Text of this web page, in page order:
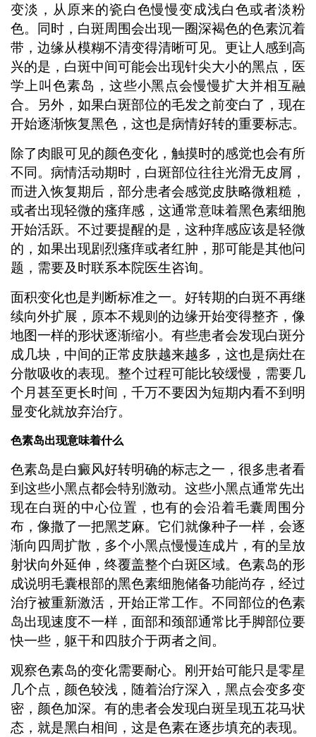
变淡，从原来的瓷白色慢慢变成浅白色或者淡粉
色。同时，白斑周围会出现一圈深褐色的色素沉着
带，边缘从模糊不清变得清晰可见。更让人感到高
兴的是，白斑中间可能会出现针尖大小的黑点，医
学上叫色素岛，这些小黑点会慢慢扩大并相互融
合。另外，如果白斑部位的毛发之前变白了，现在
开始逐渐恢复黑色，这也是病情好转的重要标志。
除了肉眼可见的颜色变化，触摸时的感觉也会有所
不同。病情活动期时，白斑部位往往光滑无皮屑，
而进入恢复期后，部分患者会感觉皮肤略微粗糙，
或者出现轻微的瘙痒感，这通常意味着黑色素细胞
开始活跃。不过要提醒的是，这种痒感应该是轻微
的，如果出现剧烈瘙痒或者红肿，那可能是其他问
题，需要及时联系本院医生咨询。
面积变化也是判断标准之一。好转期的白斑不再继
续向外扩展，原本不规则的边缘开始变得整齐，像
地图一样的形状逐渐缩小。有些患者会发现白斑分
成几块，中间的正常皮肤越来越多，这也是病灶在
分散吸收的表现。整个过程可能比较缓慢，需要几
个月甚至更长时间，千万不要因为短期内看不到明
显变化就放弃治疗。
色素岛出现意味着什么
色素岛是白癜风好转明确的标志之一，很多患者看
到这些小黑点都会特别激动。这些小黑点通常先出
现在白斑的中心位置，也有的会沿着毛囊周围分
布，像撒了一把黑芝麻。它们就像种子一样，会逐
渐向四周扩散，多个小黑点慢慢连成片，有的呈放
射状向外延伸，终覆盖整个白斑区域。色素岛的形
成说明毛囊根部的黑色素细胞储备功能尚存，经过
治疗被重新激活，开始正常工作。不同部位的色素
岛出现速度不一样，面部和颈部通常比手脚部位要
快一些，躯干和四肢介于两者之间。
观察色素岛的变化需要耐心。刚开始可能只是零星
几个点，颜色较浅，随着治疗深入，黑点会变多变
密，颜色加深。有的患者会发现白斑呈现五花马状
态，就是黑白相间，这是色素在逐步填充的表现。